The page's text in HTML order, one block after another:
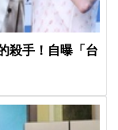
殺手！自曝「台